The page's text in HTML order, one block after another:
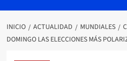
INICIO ACTUALIDAD MUNDIALES
DOMINGO LAS ELECCIONES MÁS